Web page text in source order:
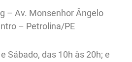
– Av. Monsenhor Ângelo
– Petrolina/PE
Sábado, das 10h às 20h; e